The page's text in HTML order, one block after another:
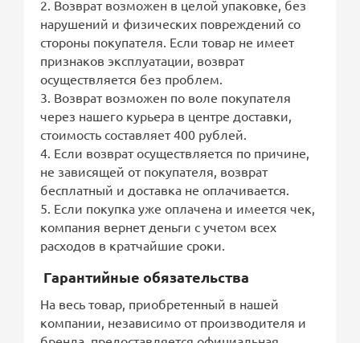
2. Возврат возможен в целой упаковке, без
нарушений и физических повреждений со
стороны покупателя. Если товар не имеет
признаков эксплуатации, возврат
осуществляется без проблем.
3. Возврат возможен по воле покупателя
через нашего курьера в центре доставки,
стоимость составляет 400 рублей.
4. Если возврат осуществляется по причине,
не зависящей от покупателя, возврат
бесплатный и доставка не оплачивается.
5. Если покупка уже оплачена и имеется чек,
компания вернет деньги с учетом всех
расходов в кратчайшие сроки.
Гарантийные обязательства
На весь товар, приобретенный в нашей
компании, независимо от производителя и